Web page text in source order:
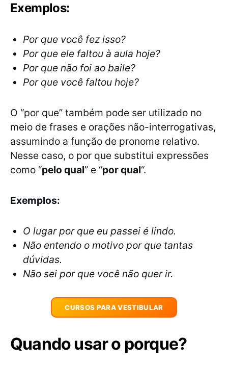
Exemplos:
Por que você fez isso?
Por que ele faltou à aula hoje?
Por que não foi ao baile?
Por que você faltou hoje?
O “por que” também pode ser utilizado no
meio de frases e orações não-interrogativas,
assumindo a função de pronome relativo.
Nesse caso, o por que substitui expressões
como “pelo qual” e “por qual“.
Exemplos:
O lugar por que eu passei é lindo.
Não entendo o motivo por que tantas
dúvidas.
Não sei por que você não quer ir.
CURSOS PARA VESTIBULAR
Quando usar o porque?